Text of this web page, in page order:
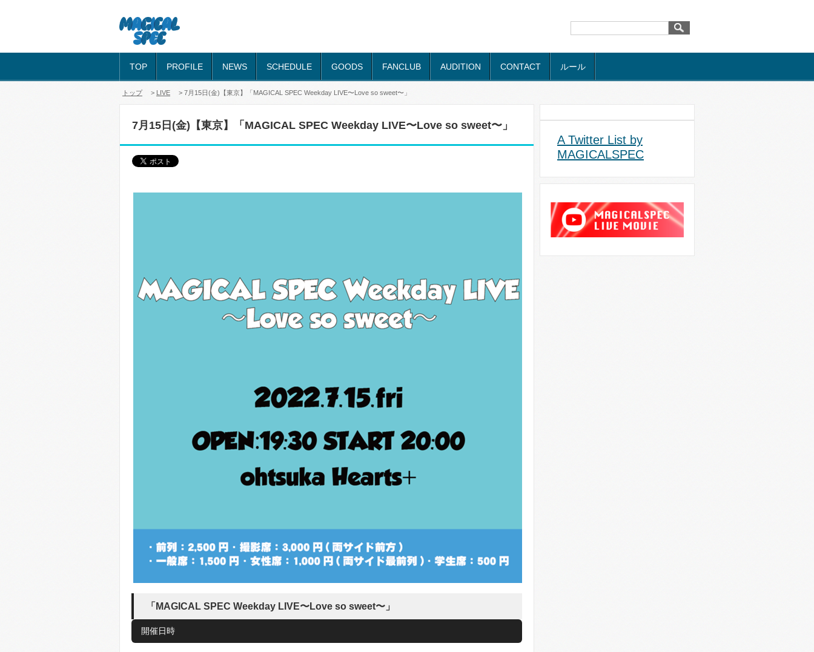
TOP PROFILE NEWS SCHEDULE GOODS FANCLUB AUDITION CONTACT ルール
トップ > LIVE > 7月15日(金)【東京】「MAGICAL SPEC Weekday LIVE〜Love so sweet〜」
7月15日(金)【東京】「MAGICAL SPEC Weekday LIVE〜Love so sweet〜」
「MAGICAL SPEC Weekday LIVE〜Love so sweet〜」
開催日時
A Twitter List by
MAGICALSPEC